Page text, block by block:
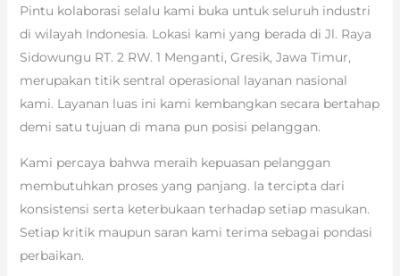
Pintu kolaborasi selalu kami buka untuk seluruh industri
di wilayah Indonesia. Lokasi kami yang berada di Jl. Raya
Sidowungu RT. 2 RW. 1 Menganti, Gresik, Jawa Timur,
merupakan titik sentral operasional layanan nasional
kami. Layanan luas ini kami kembangkan secara bertahap
demi satu tujuan di mana pun posisi pelanggan.
Kami percaya bahwa meraih kepuasan pelanggan
membutuhkan proses yang panjang. Ia tercipta dari
konsistensi serta keterbukaan terhadap setiap masukan.
Setiap kritik maupun saran kami terima sebagai pondasi
perbaikan.